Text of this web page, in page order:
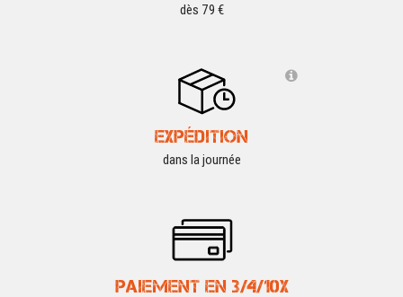
dès 79 €
EXPÉDITION
dans la journée
PAIEMENT EN 3/4/10X